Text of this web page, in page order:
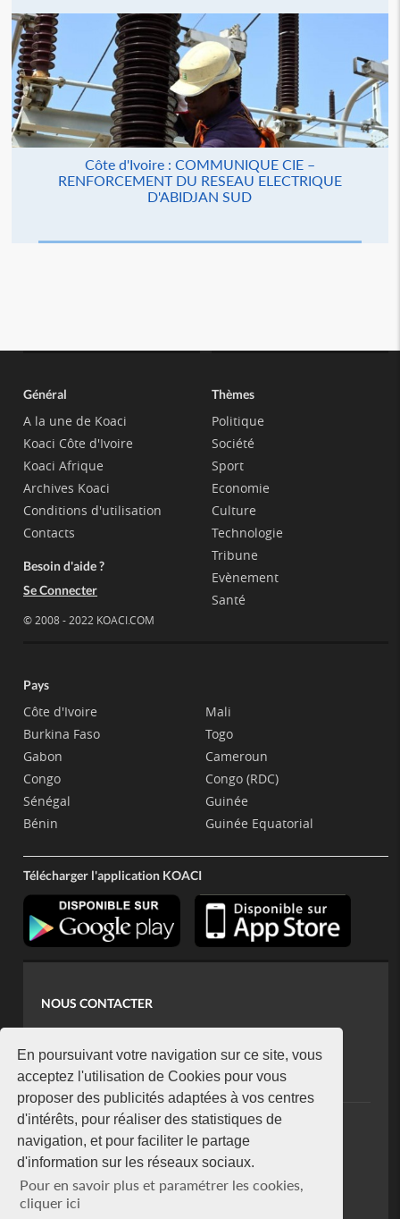
En poursuivant votre navigation sur ce site, vous
acceptez l'utilisation de Cookies pour vous
proposer des publicités adaptées à vos centres
d'intérêts, pour réaliser des statistiques de
navigation, et pour faciliter le partage
d'information sur les réseaux sociaux.
Pour en savoir plus et paramétrer les cookies,
cliquer ici
Côte d'Ivoire : COMMUNIQUE CIE –
RENFORCEMENT DU RESEAU ELECTRIQUE
D'ABIDJAN SUD
Général
A la une de Koaci
Koaci Côte d'Ivoire
Koaci Afrique
Archives Koaci
Conditions d'utilisation
Contacts
Besoin d'aide ?
Se Connecter
© 2008 - 2022 KOACI.COM
Thèmes
Politique
Société
Sport
Economie
Culture
Technologie
Tribune
Evènement
Santé
Pays
Côte d'Ivoire
Burkina Faso
Gabon
Congo
Sénégal
Bénin
Mali
Togo
Cameroun
Congo (RDC)
Guinée
Guinée Equatorial
Télécharger l'application KOACI
NOUS CONTACTER
koaci@yahoo.fr
+225 07 08 85 52 93
NEWSLETTER
Restez connecté via notre newsletter
S'abonner
Se désabonner